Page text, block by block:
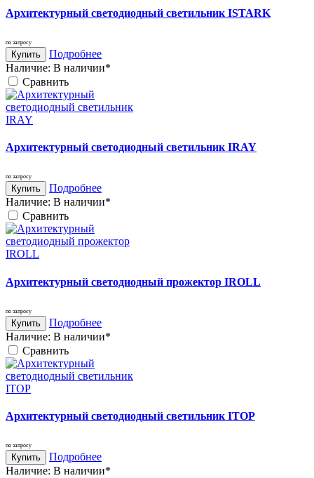
Архитектурный светодиодный светильник ISTARK
по запросу
Купить
Подробнее
Наличие: В наличии*
Cравнить
Архитектурный светодиодный светильник IRAY
по запросу
Купить
Подробнее
Наличие: В наличии*
Cравнить
Архитектурный светодиодный прожектор IROLL
по запросу
Купить
Подробнее
Наличие: В наличии*
Cравнить
Архитектурный светодиодный светильник ITOP
по запросу
Купить
Подробнее
Наличие: В наличии*